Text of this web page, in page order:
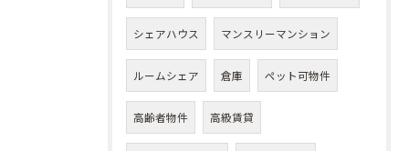
シェアハウス マンスリーマンション
ルームシェア 倉庫 ペット可物件
高齢者物件 高級賃貸